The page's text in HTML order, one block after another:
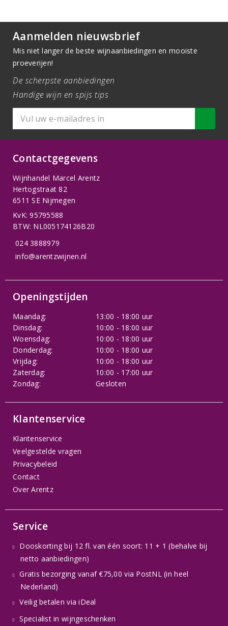
Aanmelden nieuwsbrief
Mis niet langer de beste wijnaanbiedingen en mooiste
proeverijen!
De scherpste aanbiedingen
Handige wijn en spijs tips
Contactgegevens
Wijnhandel Marcel Arentz
Hertogstraat 82
6511 SE Nijmegen
KvK: 95795588
BTW: NL005174126B20
024 3888979
info@arentzwijnen.nl
Openingstijden
Maandag:
13:00 - 18:00 uur
Dinsdag:
10:00 - 18:00 uur
Woensdag:
10:00 - 18:00 uur
Donderdag:
10:00 - 18:00 uur
Vrijdag:
10:00 - 18:00 uur
Zaterdag:
10:00 - 17:00 uur
Zondag:
Gesloten
Klantenservice
Klantenservice
Veelgestelde vragen
Privacybeleid
Contact
Over Arentz
Service
Dooskorting bij 12 fl. van één soort: 11 + 1 (behalve bij
netto aanbiedingen)
Gratis bezorging vanaf €75,00 via PostNL (in heel
Nederland)
Veilig betalen via iDeal
Specialist in wijngeschenken